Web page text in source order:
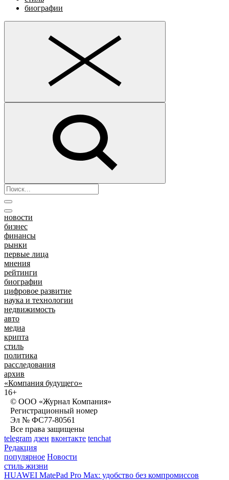
биографии
новости
бизнес
финансы
рынки
первые лица
мнения
рейтинги
биографии
цифровое развитие
наука и технологии
недвижимость
авто
медиа
крипта
стиль
политика
расследования
архив
«Компания будущего»
16+
© ООО «Журнал Компания»
Регистрационный номер
Эл № ФС77-80561
Все права защищены
telegram дзен вконтакте tenchat
Редакция
популярное Новости
стиль жизни
HUAWEI MatePad Pro Max: удобство без компромиссов